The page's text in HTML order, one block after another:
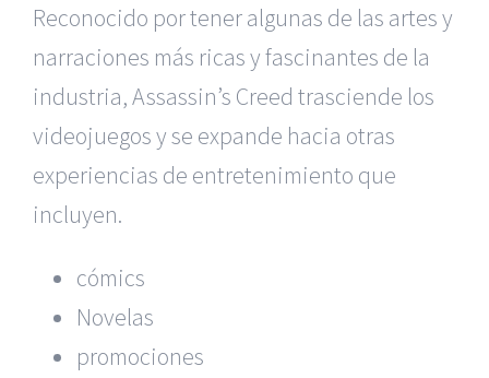
Reconocido por tener algunas de las artes y
narraciones más ricas y fascinantes de la
industria, Assassin’s Creed trasciende los
videojuegos y se expande hacia otras
experiencias de entretenimiento que
incluyen.
cómics
Novelas
promociones